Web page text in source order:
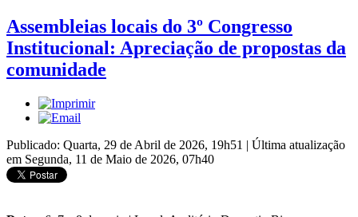
Assembleias locais do 3º Congresso
Institucional: Apreciação de propostas da
comunidade
Publicado: Quarta, 29 de Abril de 2026, 19h51 | Última atualização
em Segunda, 11 de Maio de 2026, 07h40